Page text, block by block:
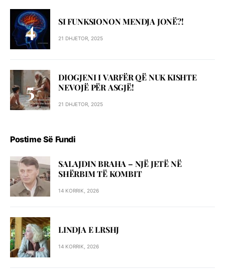
SI FUNKSIONON MENDJA JONË?!
21 DHJETOR, 2025
DIOGJENI I VARFËR QË NUK KISHTE
NEVOJË PËR ASGJË!
21 DHJETOR, 2025
Postime Së Fundi
SALAJDIN BRAHA – NJЁ JETЁ NЁ
SHЁRBIM TЁ KOMBIT
14 KORRIK, 2026
LINDJA E LRSHJ
14 KORRIK, 2026